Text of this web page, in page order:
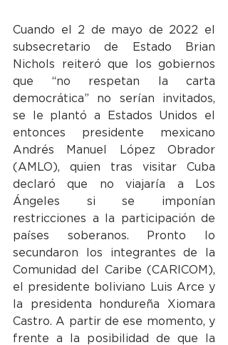
Cuando el 2 de mayo de 2022 el
subsecretario de Estado Brian
Nichols reiteró que los gobiernos
que “no respetan la carta
democrática” no serían invitados,
se le plantó a Estados Unidos el
entonces presidente mexicano
Andrés Manuel López Obrador
(AMLO), quien tras visitar Cuba
declaró que no viajaría a Los
Ángeles si se imponían
restricciones a la participación de
países soberanos. Pronto lo
secundaron los integrantes de la
Comunidad del Caribe (CARICOM),
el presidente boliviano Luis Arce y
la presidenta hondureña Xiomara
Castro. A partir de ese momento, y
frente a la posibilidad de que la